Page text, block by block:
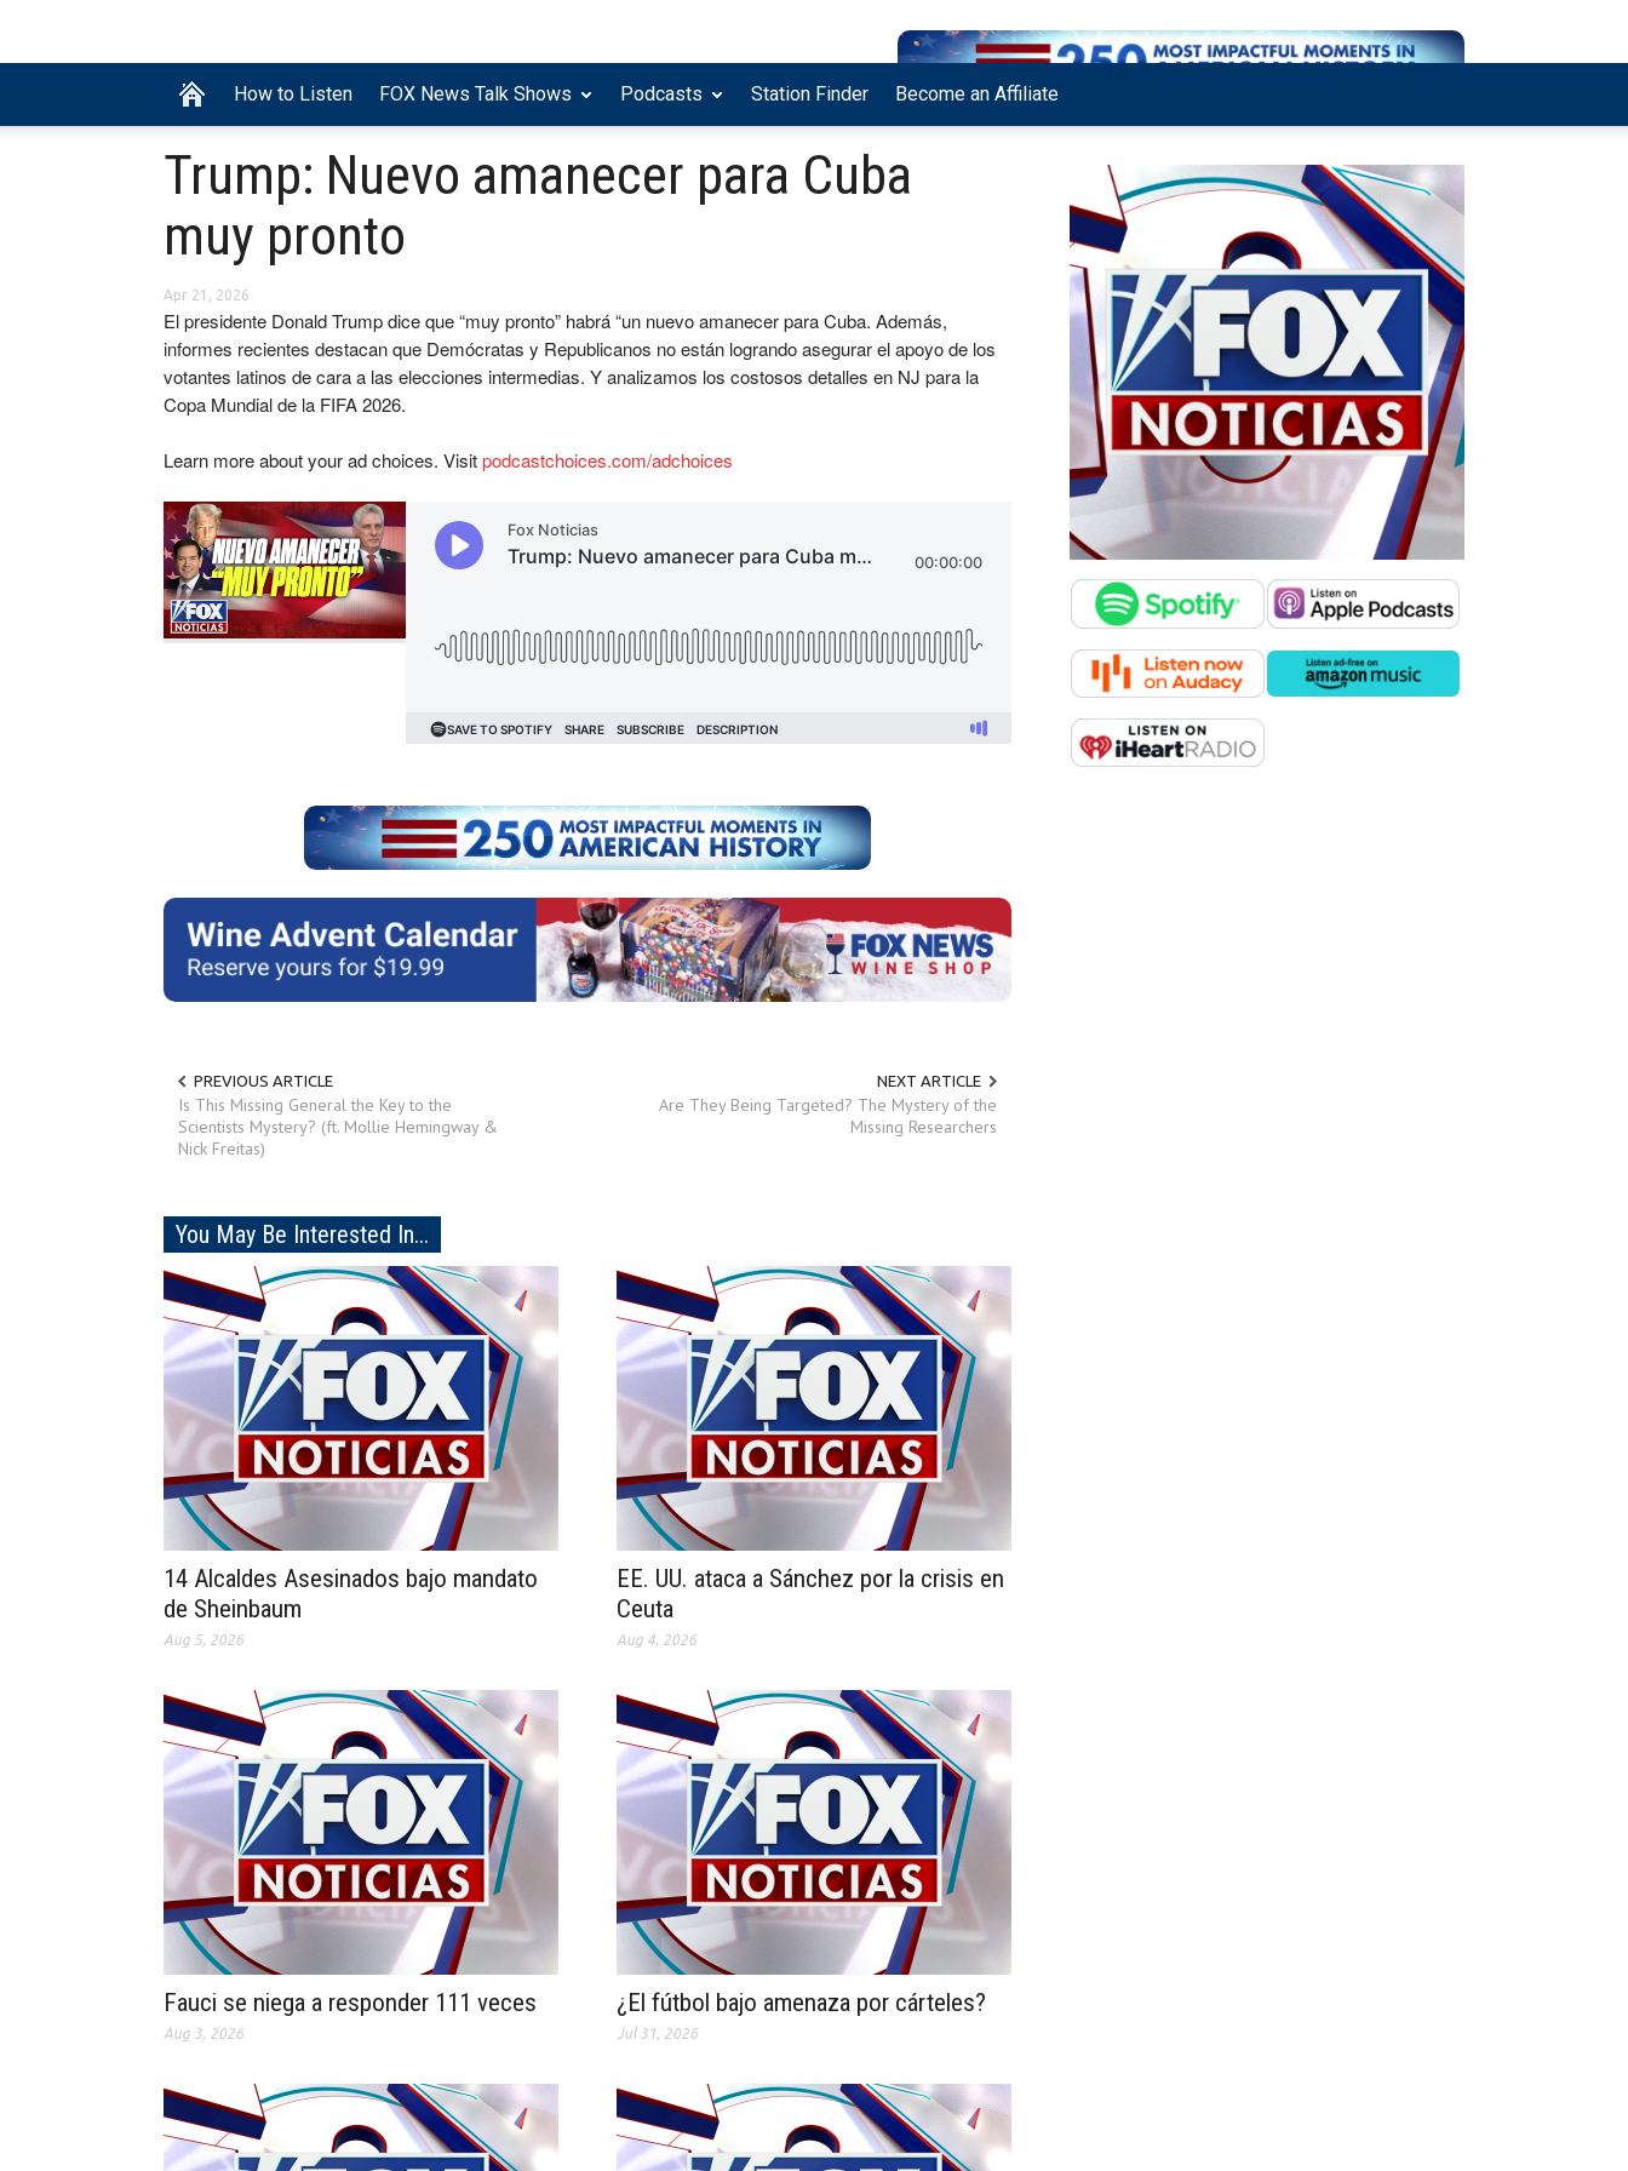
How to Listen FOX News Talk Shows Podcasts Station Finder Become an Affiliate
Trump: Nuevo amanecer para Cuba
muy pronto
Apr 21, 2026
El presidente Donald Trump dice que “muy pronto” habrá “un nuevo amanecer para Cuba. Además,
informes recientes destacan que Demócratas y Republicanos no están logrando asegurar el apoyo de los
votantes latinos de cara a las elecciones intermedias. Y analizamos los costosos detalles en NJ para la
Copa Mundial de la FIFA 2026.
Learn more about your ad choices. Visitpodcastchoices.com/adchoices
PREVIOUS ARTICLE
Is This Missing General the Key to the
Scientists Mystery? (ft. Mollie Hemingway &
Nick Freitas)
NEXT ARTICLE
Are They Being Targeted? The Mystery of the
Missing Researchers
You May Be Interested In...
14 Alcaldes Asesinados bajo mandato
de Sheinbaum
Aug 5, 2026
EE. UU. ataca a Sánchez por la crisis en
Ceuta
Aug 4, 2026
Fauci se niega a responder 111 veces
Aug 3, 2026
¿El fútbol bajo amenaza por cárteles?
Jul 31, 2026